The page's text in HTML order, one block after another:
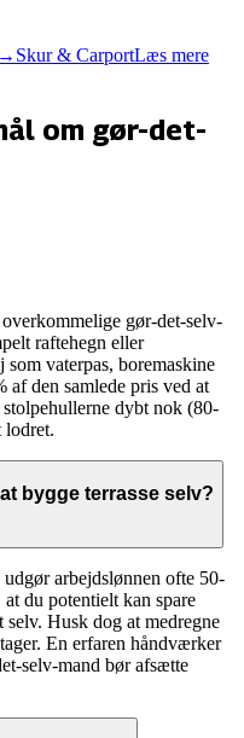
Skur & CarportLæs mere
om gør-det-
gør-det-selv-
raftehegn eller
vaterpas, boremaskine
af den samlede pris ved at
dybt nok (80-
lodret.
bygge terrasse selv?
arbejdslønnen ofte 50-
du potentielt kan spare
Husk dog at medregne
En erfaren håndværker
selv-mand bør afsætte